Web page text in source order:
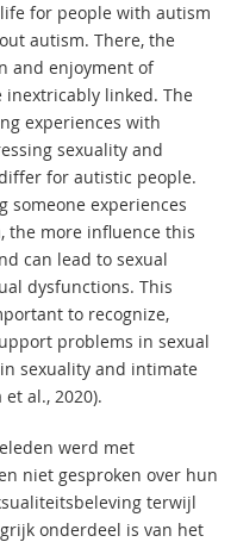
for people with autism
autism. There, the
and enjoyment of
inextricably linked. The
experiences with
sexuality and
for autistic people.
someone experiences
the more influence this
can lead to sexual
dysfunctions. This
to recognize,
problems in sexual
sexuality and intimate
al., 2020).
werd met
niet gesproken over hun
terwijl
onderdeel is van het